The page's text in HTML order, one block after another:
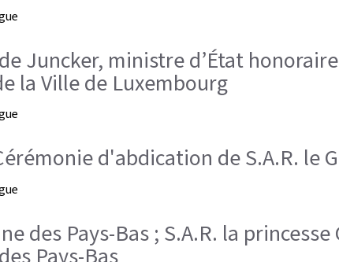
Juncker, ministre d’État
la Ville de Luxembourg
d'abdication de S.A.R. le
des Pays-Bas ; S.A.R. la
Pays-Bas